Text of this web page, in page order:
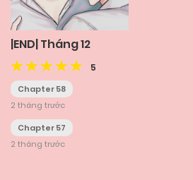
|END| Tháng 12
5
Chapter 58
2 tháng trước
Chapter 57
2 tháng trước